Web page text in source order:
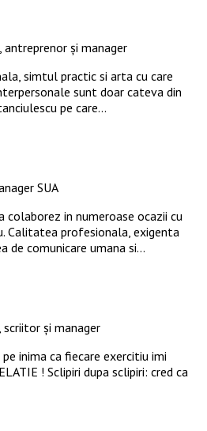
și manager
simtul practic si arta cu care
sunt doar cateva din
pe care…
SUA
colaborez in numeroase ocazii cu
Calitatea profesionala, exigenta
de comunicare umana si…
scriitor și manager
inima ca fiecare exercitiu imi
! Sclipiri dupa sclipiri: cred ca